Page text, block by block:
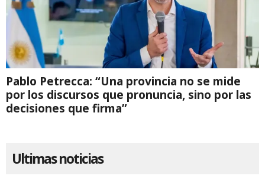
Pablo Petrecca: “Una provincia no se mide
por los discursos que pronuncia, sino por las
decisiones que firma”
Ultimas noticias